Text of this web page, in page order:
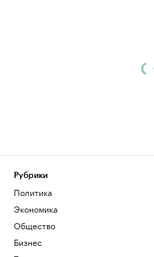
Рубрики
Политика
Экономика
Общество
Бизнес